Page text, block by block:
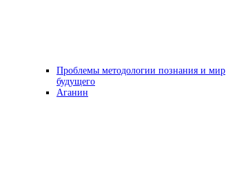
Проблемы методологии познания и мир
будущего
Аганин